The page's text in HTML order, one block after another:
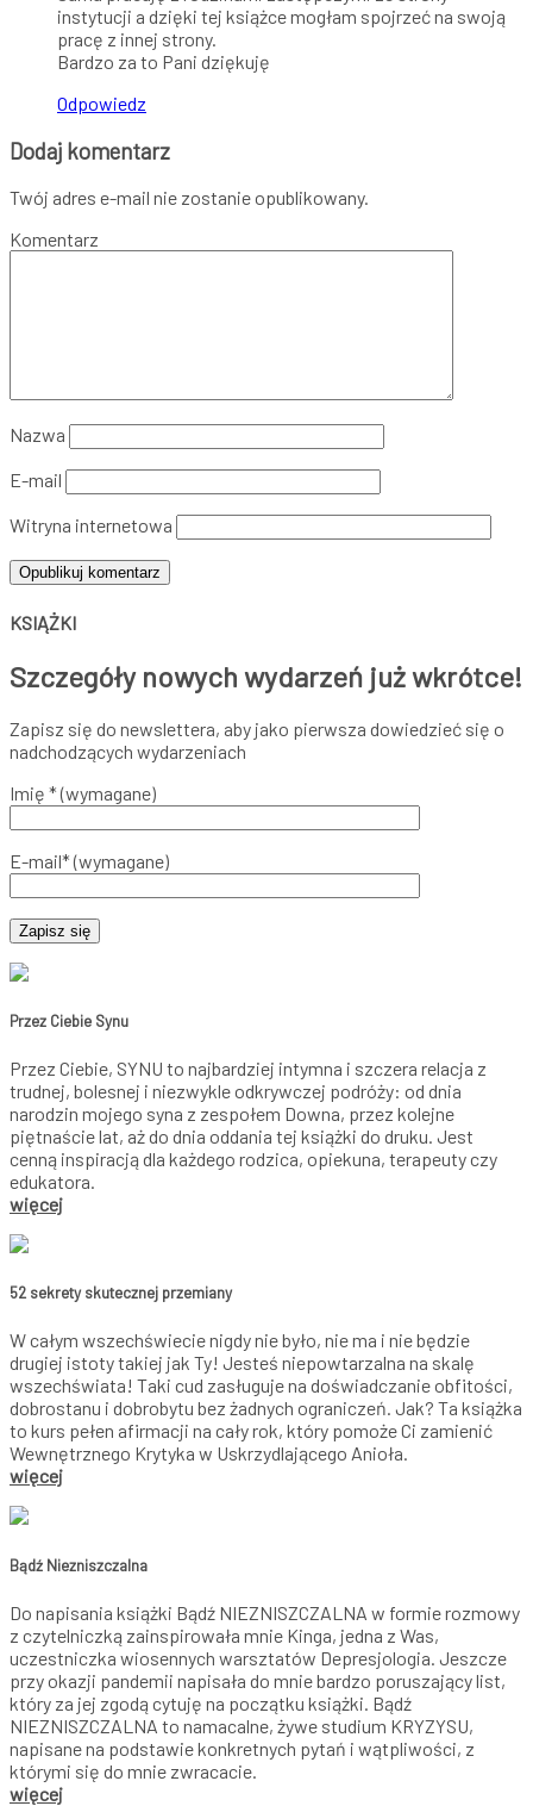
instytucji a dzięki tej książce mogłam spojrzeć na swoją
pracę z innej strony.
Bardzo za to Pani dziękuję
Odpowiedz
Dodaj komentarz
Twój adres e-mail nie zostanie opublikowany.
Komentarz
Nazwa
E-mail
Witryna internetowa
KSIĄŻKI
Szczegóły nowych wydarzeń już wkrótce!
Zapisz się do newslettera, aby jako pierwsza dowiedzieć się o
nadchodzących wydarzeniach
Imię * (wymagane)
E-mail* (wymagane)
Przez Ciebie Synu
Przez Ciebie, SYNU to najbardziej intymna i szczera relacja z
trudnej, bolesnej i niezwykle odkrywczej podróży: od dnia
narodzin mojego syna z zespołem Downa, przez kolejne
piętnaście lat, aż do dnia oddania tej książki do druku. Jest
cenną inspiracją dla każdego rodzica, opiekuna, terapeuty czy
edukatora.
więcej
52 sekrety skutecznej przemiany
W całym wszechświecie nigdy nie było, nie ma i nie będzie
drugiej istoty takiej jak Ty! Jesteś niepowtarzalna na skalę
wszechświata! Taki cud zasługuje na doświadczanie obfitości,
dobrostanu i dobrobytu bez żadnych ograniczeń. Jak? Ta książka
to kurs pełen afirmacji na cały rok, który pomoże Ci zamienić
Wewnętrznego Krytyka w Uskrzydlającego Anioła.
więcej
Bądź Niezniszczalna
Do napisania książki Bądź NIEZNISZCZALNA w formie rozmowy
z czytelniczką zainspirowała mnie Kinga, jedna z Was,
uczestniczka wiosennych warsztatów Depresjologia. Jeszcze
przy okazji pandemii napisała do mnie bardzo poruszający list,
który za jej zgodą cytuję na początku książki. Bądź
NIEZNISZCZALNA to namacalne, żywe studium KRYZYSU,
napisane na podstawie konkretnych pytań i wątpliwości, z
którymi się do mnie zwracacie.
więcej